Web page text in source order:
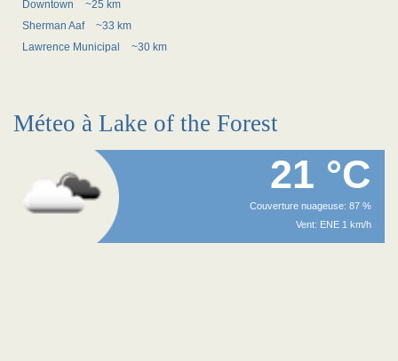
Downtown
~25 km
Sherman Aaf
~33 km
Lawrence Municipal
~30 km
Méteo à Lake of the Forest
21 °C
Couverture nuageuse: 87 %
Vent: ENE 1 km/h